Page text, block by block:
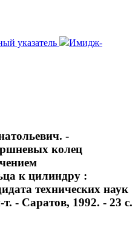
указатель
Имидж-
-
колец
к цилиндру :
технических наук
- Саратов, 1992. - 23 с.